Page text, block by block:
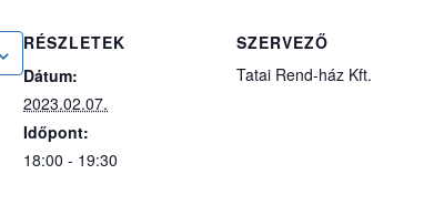
RÉSZLETEK
Dátum:
2023.02.07.
Időpont:
18:00 - 19:30
SZERVEZŐ
Tatai Rend-ház Kft.